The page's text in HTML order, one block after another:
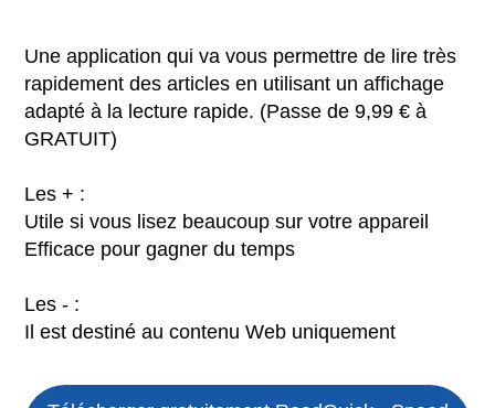
Une application qui va vous permettre de lire très
rapidement des articles en utilisant un affichage
adapté à la lecture rapide. (Passe de 9,99 € à
GRATUIT)
Les + :
Utile si vous lisez beaucoup sur votre appareil
Efficace pour gagner du temps
Les - :
Il est destiné au contenu Web uniquement